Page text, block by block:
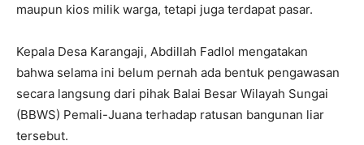
maupun kios milik warga, tetapi juga terdapat pasar.
Kepala Desa Karangaji, Abdillah Fadlol mengatakan
bahwa selama ini belum pernah ada bentuk pengawasan
secara langsung dari pihak Balai Besar Wilayah Sungai
(BBWS) Pemali-Juana terhadap ratusan bangunan liar
tersebut.